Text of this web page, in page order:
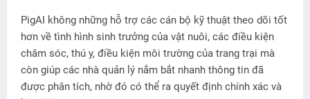
PigAI không những hỗ trợ các cán bộ kỹ thuật theo dõi tốt
hơn về tình hình sinh trưởng của vật nuôi, các điều kiện
chăm sóc, thú y, điều kiện môi trường của trang trại mà
còn giúp các nhà quản lý nắm bắt nhanh thông tin đã
được phân tích, nhờ đó có thể ra quyết định chính xác và